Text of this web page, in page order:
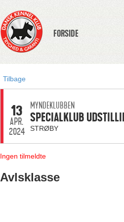
FORSIDE
Tilbage
13
APR.
2024
MYNDEKLUBBEN
SPECIALKLUB
STRØBY
Ingen tilmeldte
Avlsklasse